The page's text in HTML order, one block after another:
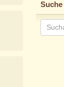
Suche